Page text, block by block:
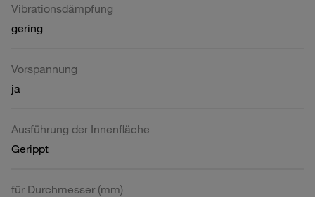
Vibrationsdämpfung
gering
Vorspannung
ja
Ausführung der Innenfläche
Gerippt
für Durchmesser (mm)